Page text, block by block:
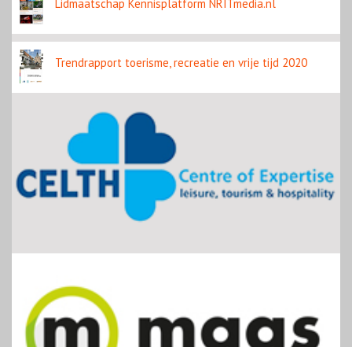
Lidmaatschap Kennisplatform NRITmedia.nl
Trendrapport toerisme, recreatie en vrije tijd 2020